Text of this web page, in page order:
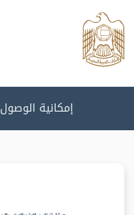
إمكانية الوصول